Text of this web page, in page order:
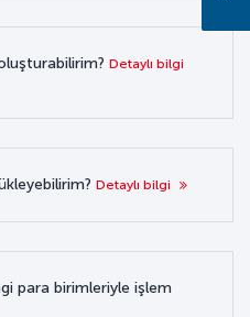
Detaylı bilgi
Detaylı bilgi
para birimleriyle işlem